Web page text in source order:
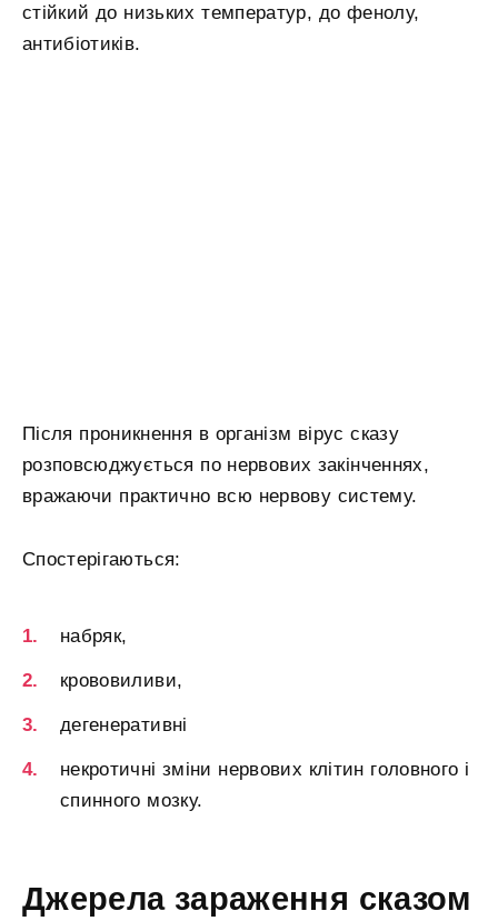
стійкий до низьких температур, до фенолу,
антибіотиків.
Після проникнення в організм вірус сказу
розповсюджується по нервових закінченнях,
вражаючи практично всю нервову систему.
Спостерігаються:
набряк,
крововиливи,
дегенеративні
некротичні зміни нервових клітин головного і
спинного мозку.
Джерела зараження сказом